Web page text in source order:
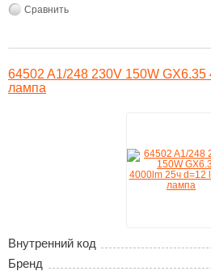
Сравнить
64502 A1/248 230V 150W GX6.35
лампа
Внутренний код
Бренд